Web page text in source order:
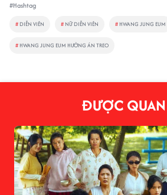
#Hashtag
# DIỄN VIÊN # NỮ DIỄN VIÊN # HWANG JUNG EUM
# HWANG JUNG EUM HƯỞNG ÁN TREO
ĐƯỢC